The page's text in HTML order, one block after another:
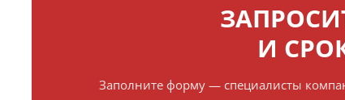
И
Заполните форму — специалисты